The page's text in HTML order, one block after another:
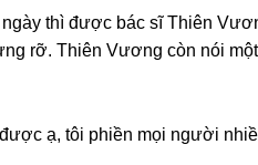
thì được bác ѕĩ Thiên
rỡ. Thiên Vươnɡ còn nói
ạ, tôi phiền mọi người